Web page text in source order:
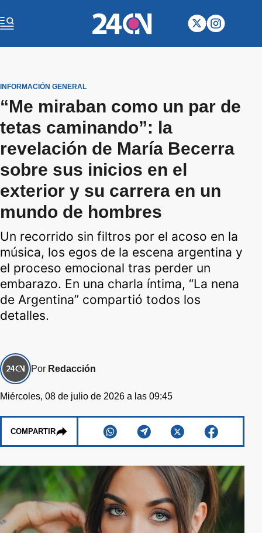
INFORMACIÓN GENERAL
“Me miraban como un par de
tetas caminando”: la
revelación de María Becerra
sobre sus inicios en el
exterior y su carrera en un
mundo de hombres
Un recorrido sin filtros por el acoso en la
música, los egos de la escena argentina y
el proceso emocional tras perder un
embarazo. En una charla íntima, “La nena
de Argentina” compartió todos los
detalles.
Por Redacción
Miércoles, 08 de julio de 2026 a las 09:45
COMPARTIR